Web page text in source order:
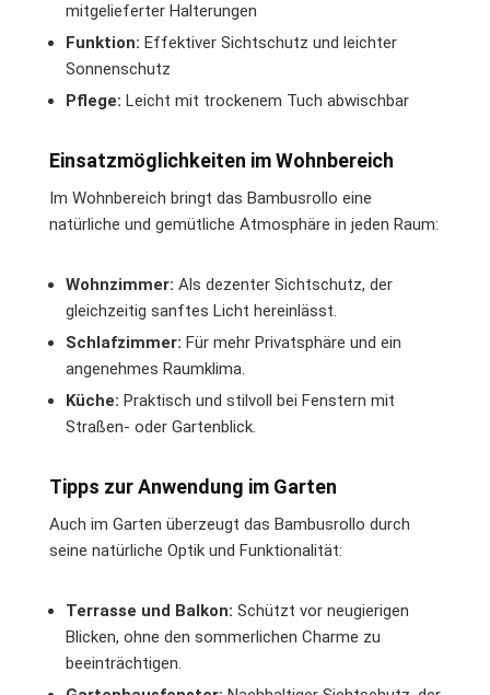
mitgelieferter Halterungen
Funktion: Effektiver Sichtschutz und leichter
Sonnenschutz
Pflege: Leicht mit trockenem Tuch abwischbar
Einsatzmöglichkeiten im Wohnbereich
Im Wohnbereich bringt das Bambusrollo eine
natürliche und gemütliche Atmosphäre in jeden Raum:
Wohnzimmer: Als dezenter Sichtschutz, der
gleichzeitig sanftes Licht hereinlässt.
Schlafzimmer: Für mehr Privatsphäre und ein
angenehmes Raumklima.
Küche: Praktisch und stilvoll bei Fenstern mit
Straßen- oder Gartenblick.
Tipps zur Anwendung im Garten
Auch im Garten überzeugt das Bambusrollo durch
seine natürliche Optik und Funktionalität:
Terrasse und Balkon: Schützt vor neugierigen
Blicken, ohne den sommerlichen Charme zu
beeinträchtigen.